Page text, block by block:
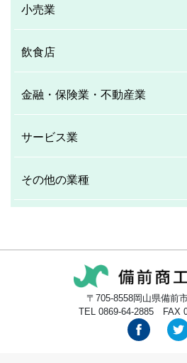
小売業
飲食店
金融・保険業・不動産業
サービス業
その他の業種
〒705-8558岡山県備前
TEL 0869-64-2885 FAX